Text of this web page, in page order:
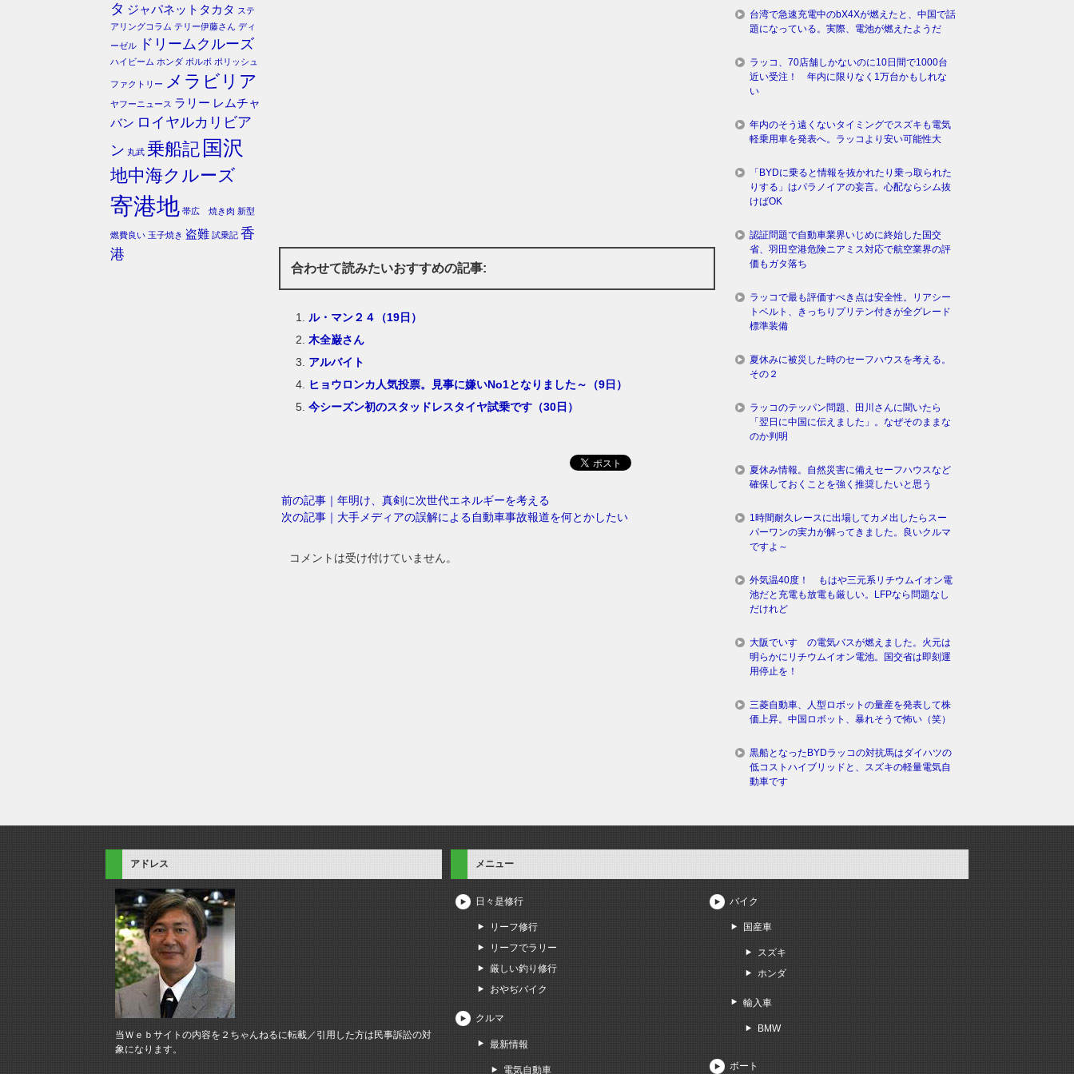
合わせて読みたいおすすめの記事:
ル・マン２４（19日）
木全巌さん
アルバイト
ヒョウロンカ人気投票。見事に嫌いNo1となりました～（9日）
今シーズン初のスタッドレスタイヤ試乗です（30日）
前の記事｜年明け、真剣に次世代エネルギーを考える
次の記事｜大手メディアの誤解による自動車事故報道を何とかしたい
コメントは受け付けていません。
タ ジャパネットタカタ ステ
アリングコラム テリー伊藤さん ディ
ーゼル
ドリームクルーズ
ハイビーム ホンダ ボルボ ポリッシュ
ファクトリー メラビリア
ヤフーニュース ラリー レムチャ
バン ロイヤルカリビア
ン 丸武 乗船記 国沢
地中海クルーズ
寄港地 帯広 焼き肉 新型
燃費良い 玉子焼き 盗難 試乗記 香
港
台湾で急速充電中のbX4Xが燃えたと、中国で話
題になっている。実際、電池が燃えたようだ
ラッコ、70店舗しかないのに10日間で1000台
近い受注！ 年内に限りなく1万台かもしれな
い
年内のそう遠くないタイミングでスズキも電気
軽乗用車を発表へ。ラッコより安い可能性大
「BYDに乗ると情報を抜かれたり乗っ取られた
りする」はパラノイアの妄言。心配ならシム抜
けばOK
認証問題で自動車業界いじめに終始した国交
省、羽田空港危険ニアミス対応で航空業界の評
価もガタ落ち
ラッコで最も評価すべき点は安全性。リアシー
トベルト、きっちりプリテン付きが全グレード
標準装備
夏休みに被災した時のセーフハウスを考える。
その２
ラッコのテッパン問題、田川さんに聞いたら
「翌日に中国に伝えました」。なぜそのままな
のか判明
夏休み情報。自然災害に備えセーフハウスなど
確保しておくことを強く推奨したいと思う
1時間耐久レースに出場してカメ出したらスー
パーワンの実力が解ってきました。良いクルマ
ですよ～
外気温40度！ もはや三元系リチウムイオン電
池だと充電も放電も厳しい。LFPなら問題なし
だけれど
大阪でいすゞの電気バスが燃えました。火元は
明らかにリチウムイオン電池。国交省は即刻運
用停止を！
三菱自動車、人型ロボットの量産を発表して株
価上昇。中国ロボット、暴れそうで怖い（笑）
黒船となったBYDラッコの対抗馬はダイハツの
低コストハイブリッドと、スズキの軽量電気自
動車です
アドレス
当Ｗｅｂサイトの内容を２ちゃんねるに転載／引用した方は民事訴訟の対
象になります。
メニュー
日々是修行
リーフ修行
リーフでラリー
厳しい釣り修行
おやぢバイク
クルマ
最新情報
電気自動車
バイク
国産車
スズキ
ホンダ
輸入車
BMW
ボート